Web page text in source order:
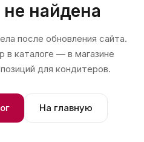
найдена
после обновления сайта.
в каталоге — в магазине
для кондитеров.
На главную